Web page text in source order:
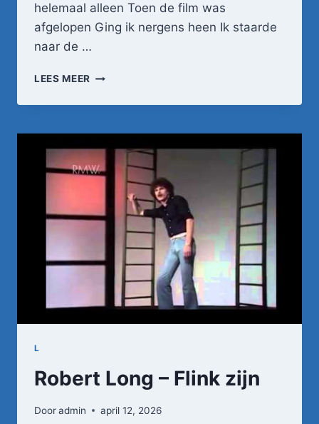
helemaal alleen Toen de film was
afgelopen Ging ik nergens heen Ik staarde
naar de …
LEES MEER TOONTJE
–
ALS
IN
DE
FILM
L
Robert Long – Flink zijn
Dooradmin april 12, 2026